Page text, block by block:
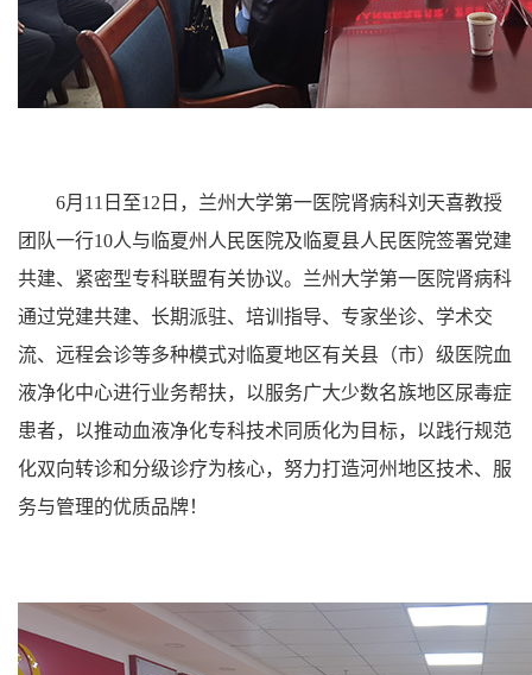
6月11日至12日，兰州大学第一医院肾病科刘天喜教授
团队一行10人与临夏州人民医院及临夏县人民医院签署党建
共建、紧密型专科联盟有关协议。兰州大学第一医院肾病科
通过党建共建、长期派驻、培训指导、专家坐诊、学术交
流、远程会诊等多种模式对临夏地区有关县（市）级医院血
液净化中心进行业务帮扶，以服务广大少数名族地区尿毒症
患者，以推动血液净化专科技术同质化为目标，以践行规范
化双向转诊和分级诊疗为核心，努力打造河州地区技术、服
务与管理的优质品牌！